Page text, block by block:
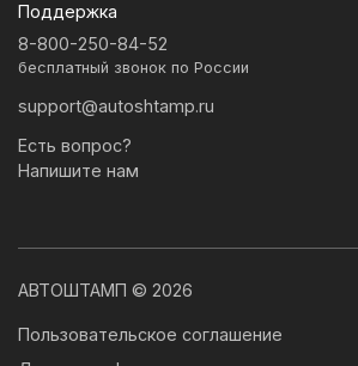
Поддержка
8-800-250-84-52
бесплатный звонок по России
support@autoshtamp.ru
Есть вопрос?
Напишите нам
АВТОШТАМП © 2026
Пользовательское соглашение